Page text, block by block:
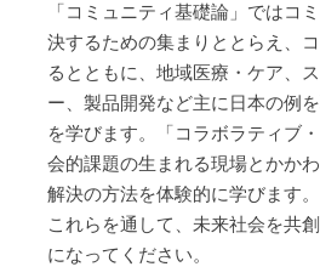
「コミュニティ基礎論」ではコ
決するための集まりととらえ、
るとともに、地域医療・ケア、
ー、製品開発など主に日本の例
を学びます。「コラボラティブ
会的課題の生まれる現場とかか
解決の方法を体験的に学びます。
これらを通して、未来社会を共
になってください。